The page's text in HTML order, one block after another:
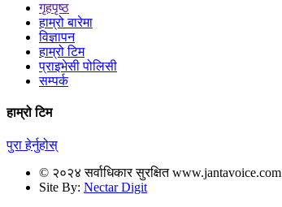
गृहपृष्ठ
हाम्रो बारेमा
विज्ञापन
हाम्रो टिम
प्राइभेसी पोलिसी
सम्पर्क
हाम्रो टिम
पुरा हेर्नुहोस्
© २०२४ सर्वाधिकार सुरक्षित www.jantavoice.com
Site By: Nectar Digit